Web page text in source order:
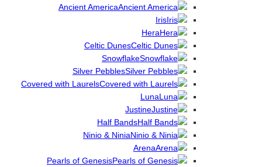
Ancient America
Iris
Hera
Celtic Dunes
Snowflake
Silver Pebbles
Covered with Laurels
Luna
Justine
Half Bands
Ninio & Ninia
Arena
Pearls of Genesis